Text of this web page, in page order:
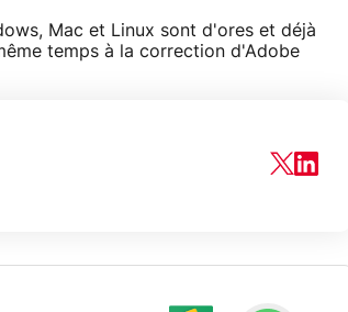
Mac et Linux sont d'ores et déjà
temps à la correction d'Adobe